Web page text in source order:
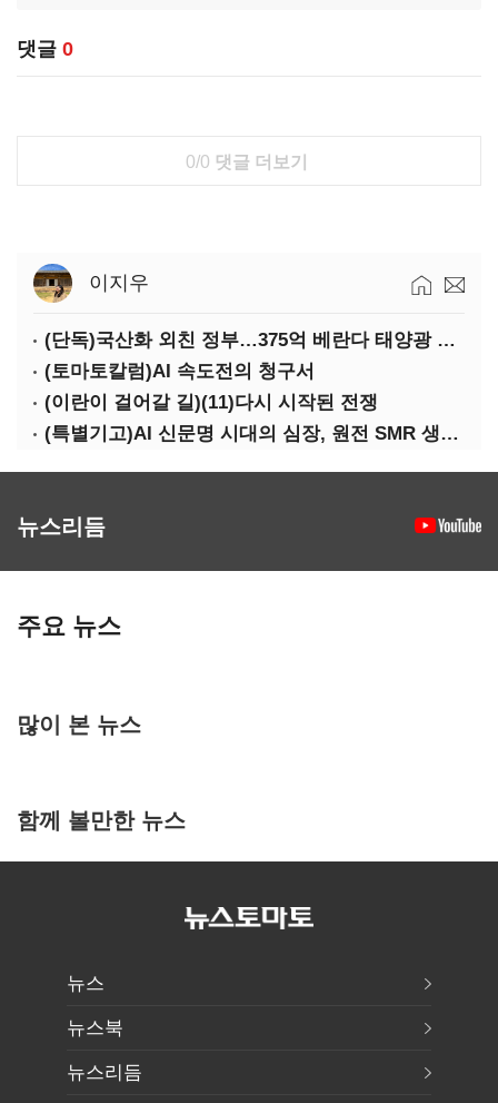
댓글 0
0/0 댓글 더보기
이지우
(단독)국산화 외친 정부…375억 베란다 태양광 사업엔 중국산만 남았다
(토마토칼럼)AI 속도전의 청구서
(이란이 걸어갈 길)(11)다시 시작된 전쟁
(특별기고)AI 신문명 시대의 심장, 원전 SMR 생태계 복원의 마지막 골든타임을 붙잡아라
뉴스리듬
주요 뉴스
많이 본 뉴스
함께 볼만한 뉴스
뉴스
뉴스북
뉴스리듬